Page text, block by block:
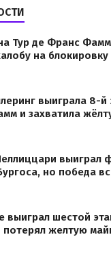
Тур де Франс
на блокировку
выиграла 8-й
и захватила
выиграл
но победа
выиграл шестой
желтую